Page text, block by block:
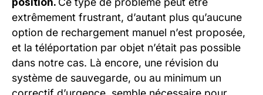
extrêmement frustrant, d’autant plus qu’aucune
option de rechargement manuel n’est proposée,
et la téléportation par objet n’était pas possible
dans notre cas. Là encore, une révision du
système de sauvegarde, ou au minimum un